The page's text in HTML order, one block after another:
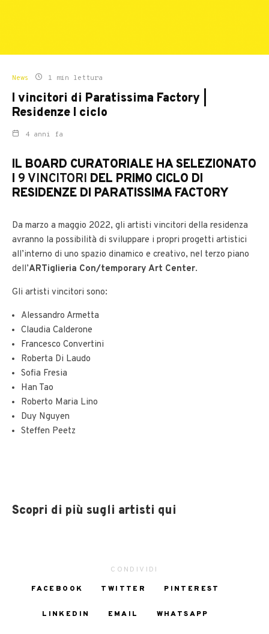
News 1 min lettura
I vincitori di Paratissima Factory |
Residenze I ciclo
4 anni fa
IL BOARD CURATORIALE HA SELEZIONATO
I 9 VINCITORI DEL PRIMO CICLO DI
RESIDENZE DI PARATISSIMA FACTORY
Da marzo a maggio 2022, gli artisti vincitori della residenza
avranno la possibilità di sviluppare i propri progetti artistici
all’interno di uno spazio dinamico e creativo, nel terzo piano
dell’ARTiglieria Con/temporary Art Center.
Gli artisti vincitori sono:
Alessandro Armetta
Claudia Calderone
Francesco Convertini
Roberta Di Laudo
Sofia Fresia
Han Tao
Roberto Maria Lino
Duy Nguyen
Steffen Peetz
Scopri di più sugli artisti qui
CONDIVIDI
FACEBOOK
TWITTER PINTEREST
LINKEDIN EMAIL WHATSAPP